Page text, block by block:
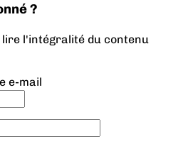
?
lire l'intégralité du contenu
e-mail